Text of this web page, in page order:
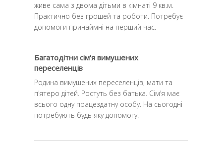
живе сама з двома дітьми в кімнаті 9 кв.м.
Практично без грошей та роботи. Потребує
допомоги принаймні на перший час.
Багатодітни сім'я вимушених
переселенців
Родина вимушених переселенців, мати та
п'ятеро дітей. Ростуть без батька. Сім'я має
всього одну працездатну особу. На сьогодні
потребують будь-яку допомогу.